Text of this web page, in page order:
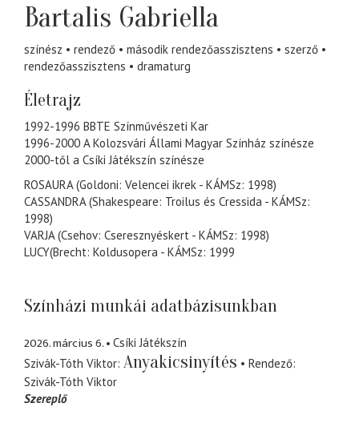
Bartalis Gabriella
színész rendező második rendezőasszisztens
szerző
rendezőasszisztens
dramaturg
Életrajz
1992-1996 BBTE Színművészeti Kar
1996-2000 A Kolozsvári Állami Magyar Színház színésze
2000-től a Csíki Játékszín színésze
ROSAURA (Goldoni: Velencei ikrek - KÁMSz: 1998)
CASSANDRA (Shakespeare: Troilus és Cressida - KÁMSz:
1998)
VARJA (Csehov: Cseresznyéskert - KÁMSz: 1998)
LUCY(Brecht: Koldusopera - KÁMSz: 1999
Színházi munkái adatbázisunkban
2026. március 6.
Csíki Játékszín
Szivák-Tóth Viktor Anyakicsinyítés
Rendező
Szivák-Tóth Viktor
Szereplő